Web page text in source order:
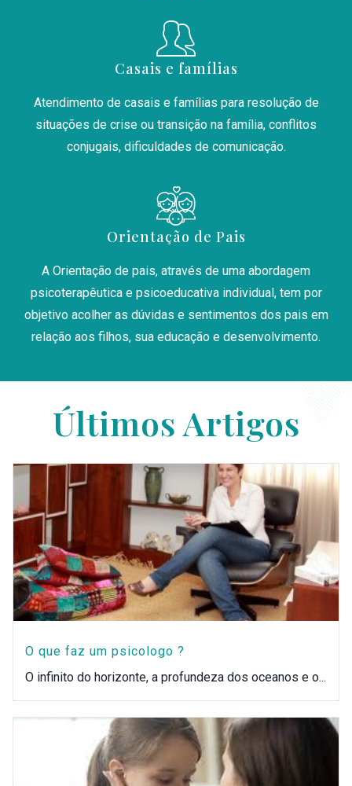
Casais e famílias
Atendimento de casais e famílias para resolução de
situações de crise ou transição na família, conflitos
conjugais, dificuldades de comunicação.
Orientação de Pais
A Orientação de pais, através de uma abordagem
psicoterapêutica e psicoeducativa individual, tem por
objetivo acolher as dúvidas e sentimentos dos pais em
relação aos filhos, sua educação e desenvolvimento.
Últimos Artigos
O que faz um psicologo ?
O infinito do horizonte, a profundeza dos oceanos e o...